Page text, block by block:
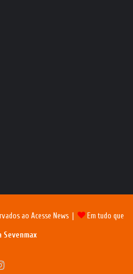
ao Acesse News | Em tudo que
Sevenmax
Instagram